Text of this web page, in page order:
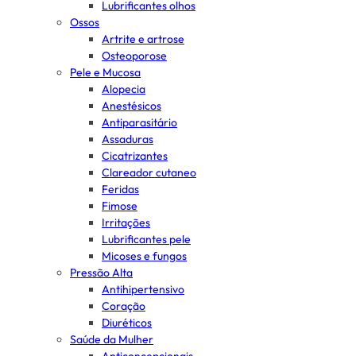
Lubrificantes olhos
Ossos
Artrite e artrose
Osteoporose
Pele e Mucosa
Alopecia
Anestésicos
Antiparasitário
Assaduras
Cicatrizantes
Clareador cutaneo
Feridas
Fimose
Irritações
Lubrificantes pele
Micoses e fungos
Pressão Alta
Antihipertensivo
Coração
Diuréticos
Saúde da Mulher